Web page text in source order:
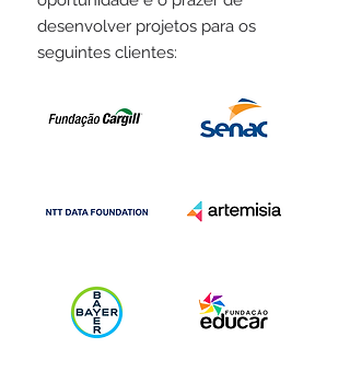
desenvolver projetos para os
seguintes clientes: